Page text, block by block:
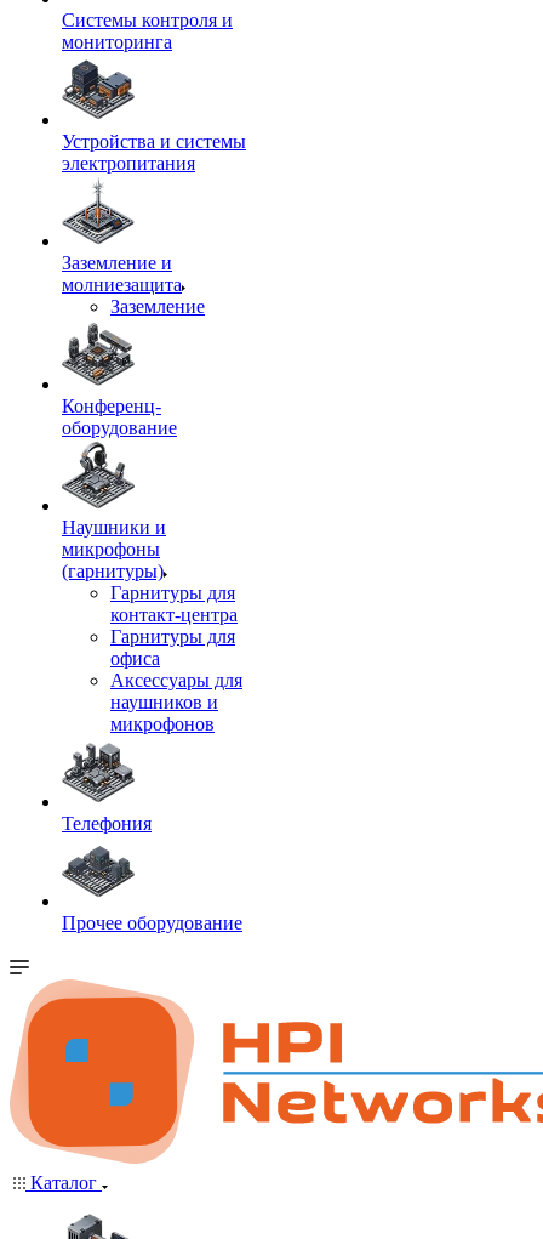
Системы контроля и
мониторинга
Устройства и системы
электропитания
Заземление и
молниезащита
Заземление
Конференц-
оборудование
Наушники и
микрофоны
(гарнитуры)
Гарнитуры для
контакт-центра
Гарнитуры для
офиса
Аксессуары для
наушников и
микрофонов
Телефония
Прочее оборудование
Каталог